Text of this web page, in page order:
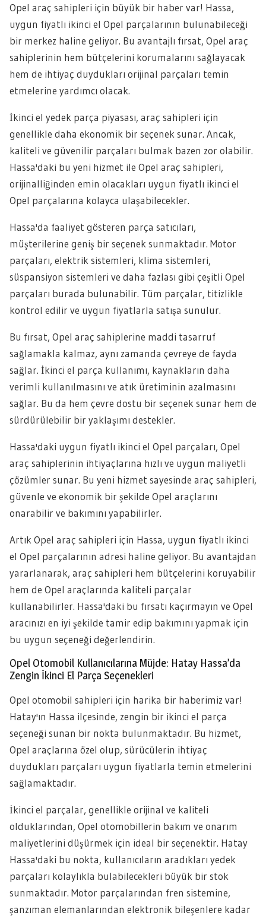
Opel araç sahipleri için büyük bir haber var! Hassa,
uygun fiyatlı ikinci el Opel parçalarının bulunabileceği
bir merkez haline geliyor. Bu avantajlı fırsat, Opel araç
sahiplerinin hem bütçelerini korumalarını sağlayacak
hem de ihtiyaç duydukları orijinal parçaları temin
etmelerine yardımcı olacak.
İkinci el yedek parça piyasası, araç sahipleri için
genellikle daha ekonomik bir seçenek sunar. Ancak,
kaliteli ve güvenilir parçaları bulmak bazen zor olabilir.
Hassa'daki bu yeni hizmet ile Opel araç sahipleri,
orijinalliğinden emin olacakları uygun fiyatlı ikinci el
Opel parçalarına kolayca ulaşabilecekler.
Hassa'da faaliyet gösteren parça satıcıları,
müşterilerine geniş bir seçenek sunmaktadır. Motor
parçaları, elektrik sistemleri, klima sistemleri,
süspansiyon sistemleri ve daha fazlası gibi çeşitli Opel
parçaları burada bulunabilir. Tüm parçalar, titizlikle
kontrol edilir ve uygun fiyatlarla satışa sunulur.
Bu fırsat, Opel araç sahiplerine maddi tasarruf
sağlamakla kalmaz, aynı zamanda çevreye de fayda
sağlar. İkinci el parça kullanımı, kaynakların daha
verimli kullanılmasını ve atık üretiminin azalmasını
sağlar. Bu da hem çevre dostu bir seçenek sunar hem de
sürdürülebilir bir yaklaşımı destekler.
Hassa'daki uygun fiyatlı ikinci el Opel parçaları, Opel
araç sahiplerinin ihtiyaçlarına hızlı ve uygun maliyetli
çözümler sunar. Bu yeni hizmet sayesinde araç sahipleri,
güvenle ve ekonomik bir şekilde Opel araçlarını
onarabilir ve bakımını yapabilirler.
Artık Opel araç sahipleri için Hassa, uygun fiyatlı ikinci
el Opel parçalarının adresi haline geliyor. Bu avantajdan
yararlanarak, araç sahipleri hem bütçelerini koruyabilir
hem de Opel araçlarında kaliteli parçalar
kullanabilirler. Hassa'daki bu fırsatı kaçırmayın ve Opel
aracınızı en iyi şekilde tamir edip bakımını yapmak için
bu uygun seçeneği değerlendirin.
Opel Otomobil Kullanıcılarına Müjde: Hatay Hassa’da
Zengin İkinci El Parça Seçenekleri
Opel otomobil sahipleri için harika bir haberimiz var!
Hatay'ın Hassa ilçesinde, zengin bir ikinci el parça
seçeneği sunan bir nokta bulunmaktadır. Bu hizmet,
Opel araçlarına özel olup, sürücülerin ihtiyaç
duydukları parçaları uygun fiyatlarla temin etmelerini
sağlamaktadır.
İkinci el parçalar, genellikle orijinal ve kaliteli
olduklarından, Opel otomobillerin bakım ve onarım
maliyetlerini düşürmek için ideal bir seçenektir. Hatay
Hassa'daki bu nokta, kullanıcıların aradıkları yedek
parçaları kolaylıkla bulabilecekleri büyük bir stok
sunmaktadır. Motor parçalarından fren sistemine,
şanzıman elemanlarından elektronik bileşenlere kadar